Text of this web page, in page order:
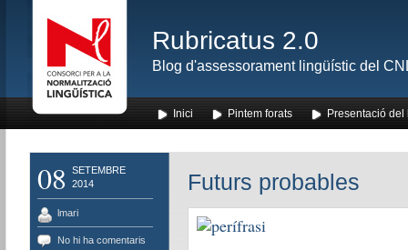
Rubricatus 2.0
Blog d'assessorament lingüístic del
Inici Pintem forats Presentació del
08
SETEMBRE
2014
lmari
No hi ha comentaris
Futurs probables